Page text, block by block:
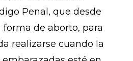
Penal, que desde
forma de aborto, para
realizarse cuando la